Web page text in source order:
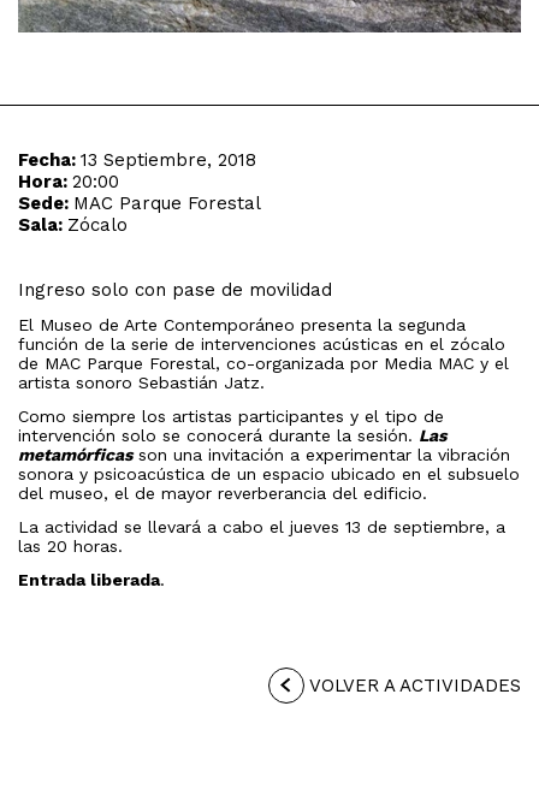
Fecha: 13 Septiembre, 2018
Hora: 20:00
Sede: MAC Parque Forestal
Sala: Zócalo
Ingreso solo con pase de movilidad
El Museo de Arte Contemporáneo presenta la segunda
función de la serie de intervenciones acústicas en el zócalo
de MAC Parque Forestal, co-organizada por Media MAC y el
artista sonoro Sebastián Jatz.
Como siempre los artistas participantes y el tipo de
intervención solo se conocerá durante la sesión. Las
metamórficasson una invitación a experimentar la vibración
sonora y psicoacústica de un espacio ubicado en el subsuelo
del museo, el de mayor reverberancia del edificio.
La actividad se llevará a cabo el jueves 13 de septiembre, a
las 20 horas.
Entrada liberada.
VOLVER A ACTIVIDADES